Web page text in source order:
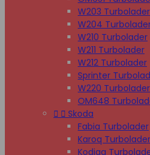
W203 Turbolader
W204
W210 Turbolader
W211 Turbolader
W212 Turbolader
Sprinter
W220 Turbolader
OM648
  Skoda
Fabia Turbolader
Karoq Turbolader
Kodiaq